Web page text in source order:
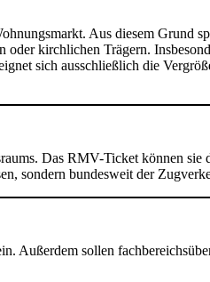
Aus diesem Grund
kirchlichen Trägern.
sich ausschließlich die
Das RMV-Ticket können
sondern bundesweit der
Außerdem sollen